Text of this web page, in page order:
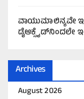
ವಾಯುಮಾಲಿನ್ಯವೇ
ಡೈಆಕ್ಸೈಡ್‌ನಿಂದಲೇ
Archives
August 2026